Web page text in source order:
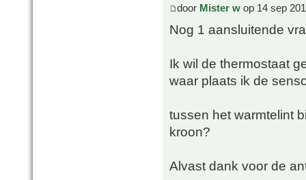
door Mister w op 14 sep
Nog 1 aansluitende
Ik wil de thermostaat
waar plaats ik de
tussen het warmtelint
kroon?
Alvast dank voor de